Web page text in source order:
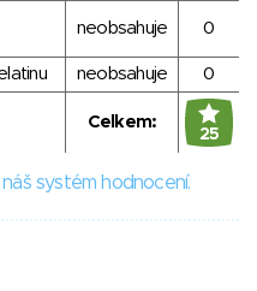
neobsahuje 0
neobsahuje 0
Celkem:
25
systém hodnocení.